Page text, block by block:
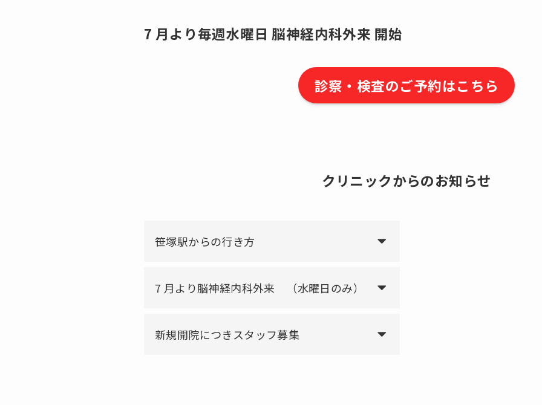
7 月より毎週水曜日 脳神経内科外来 開始
診察・検査のご予約はこちら
クリニックからのお知らせ
笹塚駅からの行き方
7 月より脳神経内科外来 （水曜日のみ）
新規開院につきスタッフ募集